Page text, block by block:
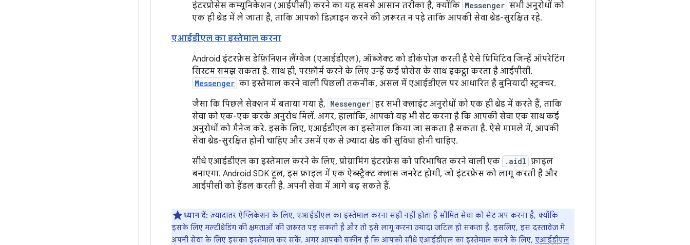
इंटरप्रोसेस कम्यूनिकेशन (आईपीसी) करने का यह सबसे आसान तरीका है, क्योंकि Messenger सभी अनुरोधों को
एक ही थ्रेड में ले जाता है, ताकि आपको डिज़ाइन करने की ज़रूरत न पड़े ताकि आपकी सेवा थ्रेड-सुरक्षित रहे.
एआईडीएल का इस्तेमाल करना
Android इंटरफ़ेस डेफ़िनिशन लैंग्वेज (एआईडीएल), ऑब्जेक्ट को डीकंपोज़ करती है ऐसे प्रिमिटिव जिन्हें ऑपरेटिंग
सिस्टम समझ सकता है. साथ ही, परफ़ॉर्म करने के लिए उन्हें कई प्रोसेस के साथ इकट्ठा करता है आईपीसी.
Messenger का इस्तेमाल करने वाली पिछली तकनीक, असल में एआईडीएल पर आधारित है बुनियादी स्ट्रक्चर.
जैसा कि पिछले सेक्शन में बताया गया है, Messenger हर सभी क्लाइंट अनुरोधों को एक ही थ्रेड में करते हैं, ताकि
सेवा को एक-एक करके अनुरोध मिलें. अगर, हालांकि, आपको यह भी सेट करना है कि आपकी सेवा एक साथ कई
अनुरोधों को मैनेज करे. इसके लिए, एआईडीएल का इस्तेमाल किया जा सकता है सकता है. ऐसे मामले में, आपकी
सेवा थ्रेड-सुरक्षित होनी चाहिए और उसमें एक से ज़्यादा थ्रेड की सुविधा होनी चाहिए.
सीधे एआईडीएल का इस्तेमाल करने के लिए, प्रोग्रामिंग इंटरफ़ेस को परिभाषित करने वाली एक
.aidl फ़ाइल
बनाएगा. Android SDK टूल, इस फ़ाइल में एक ऐब्स्ट्रैक्ट क्लास जनरेट होगी, जो इंटरफ़ेस को लागू करती है और
आईपीसी को हैंडल करती है. अपनी सेवा में आगे बढ़ सकते हैं.
ध्यान दें: ज़्यादातर ऐप्लिकेशन के लिए, एआईडीएल का इस्तेमाल करना सही नहीं होता है सीमित सेवा को सेट अप करना है, क्योंकि
इसके लिए मल्टीथ्रेडिंग की क्षमताओं की ज़रूरत पड़ सकती है और तो इसे लागू करना ज़्यादा जटिल हो सकता है. इसलिए, इस दस्तावेज़ में
अपनी सेवा के लिए इसका इस्तेमाल कर सकें. अगर आपको यकीन है कि आपको सीधे एआईडीएल का इस्तेमाल करने के लिए, एआईडीएल